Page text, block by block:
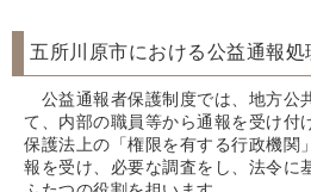
五所川原市における公益通報
公益通報者保護制度では、地方公
て、内部の職員等から通報を受け付
保護法上の「権限を有する行政機関
報を受け、必要な調査をし、法令に